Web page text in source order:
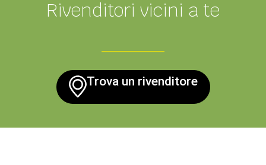
Rivenditori vicini a te
Trova un rivenditore